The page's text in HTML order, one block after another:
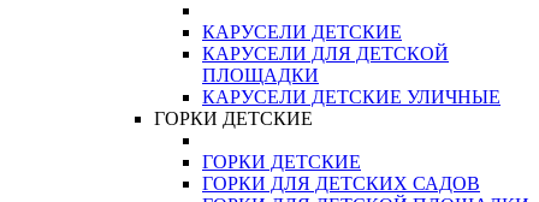
КАРУСЕЛИ ДЕТСКИЕ
КАРУСЕЛИ ДЛЯ ДЕТСКОЙ
ПЛОЩАДКИ
КАРУСЕЛИ ДЕТСКИЕ УЛИЧНЫЕ
ГОРКИ ДЕТСКИЕ
ГОРКИ ДЕТСКИЕ
ГОРКИ ДЛЯ ДЕТСКИХ САДОВ